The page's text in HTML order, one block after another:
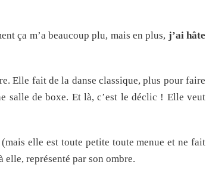
ça m’a beaucoup plu, mais en plus, j’ai hâte
Elle fait de la danse classique, plus pour faire
salle de boxe. Et là, c’est le déclic ! Elle veut
elle est toute petite toute menue et ne fait
elle, représenté par son ombre.